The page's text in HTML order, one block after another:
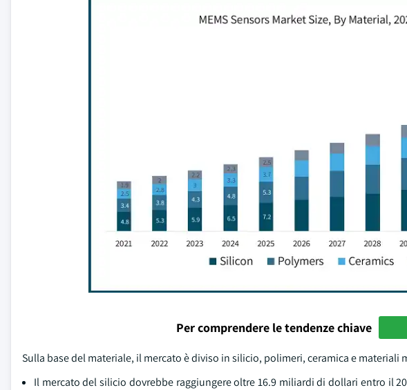
Per comprendere le tendenze chiave
Sulla base del materiale, il mercato è diviso in silicio, polimeri, ceramica e materiali
Il mercato del silicio dovrebbe raggiungere oltre 16.9 miliardi di dollari entro il